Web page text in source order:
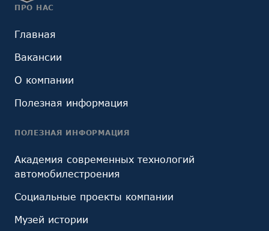
ПРО НАС
Главная
Вакансии
О компании
Полезная информация
ПОЛЕЗНАЯ ИНФОРМАЦИЯ
Академия современных технологий
автомобилестроения
Социальные проекты компании
Музей истории